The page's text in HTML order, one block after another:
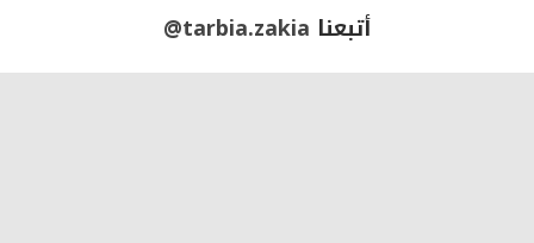
أتبعنا @tarbia.zakia